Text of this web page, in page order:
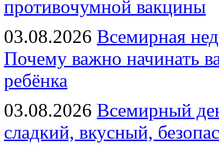
противочумной вакцины
03.08.2026 Всемирная
Почему важно начинать
ребёнка
03.08.2026 Всемирный
сладкий, вкусный,